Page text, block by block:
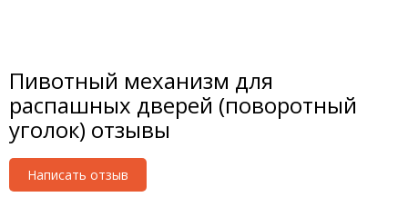
Пивотный механизм для
распашных дверей (поворотный
уголок) отзывы
Написать отзыв